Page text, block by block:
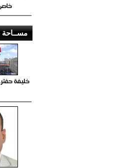
مســاحة
خليفة